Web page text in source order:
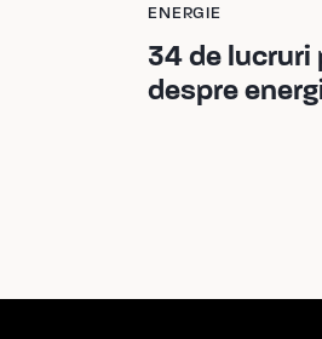
ENERGIE
34 de lucruri
despre